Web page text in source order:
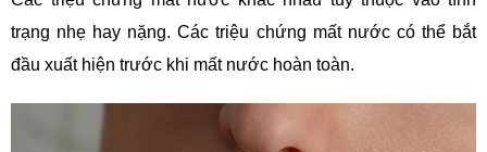
trạng nhẹ hay nặng. Các triệu chứng mất nước có thể bắt
đầu xuất hiện trước khi mất nước hoàn toàn.